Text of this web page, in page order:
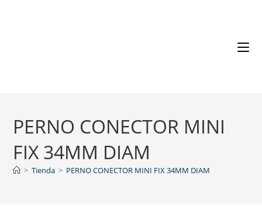
PERNO CONECTOR MINI
FIX 34MM DIAM
> Tienda > PERNO CONECTOR MINI FIX 34MM DIAM